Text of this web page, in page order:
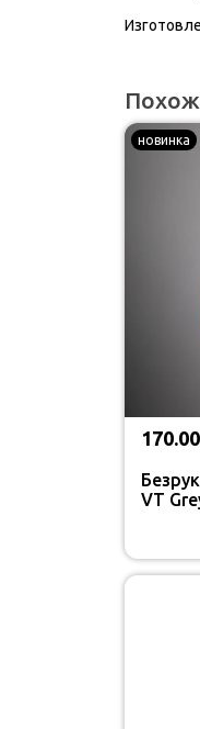
новинка
170.00
VT